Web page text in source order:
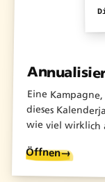
Eine
dieses
wie viel wirklich
Öffnen→